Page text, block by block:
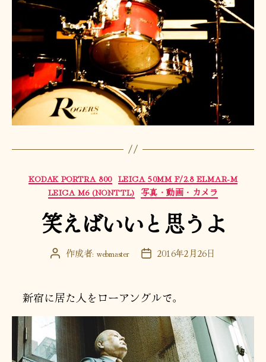
カ
テ
ゴ
ー
KODAK PORTRA 800 LEICA 50MM F/2.8 ELMAR-M
LEICA M6 (NONTTL) 写真・動画・カメラ
笑えばいいと思うよ
投 作成者: webmaster
投 2016年2月26日
新宿に居た人をローアングルで。